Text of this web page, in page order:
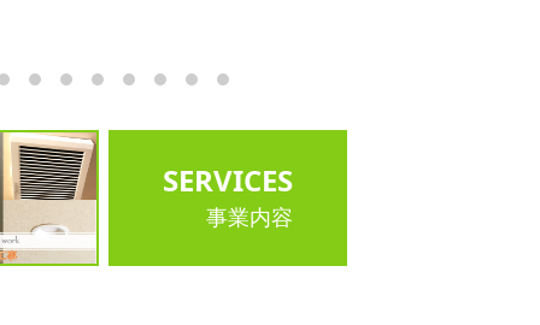
SERVICES
事業内容